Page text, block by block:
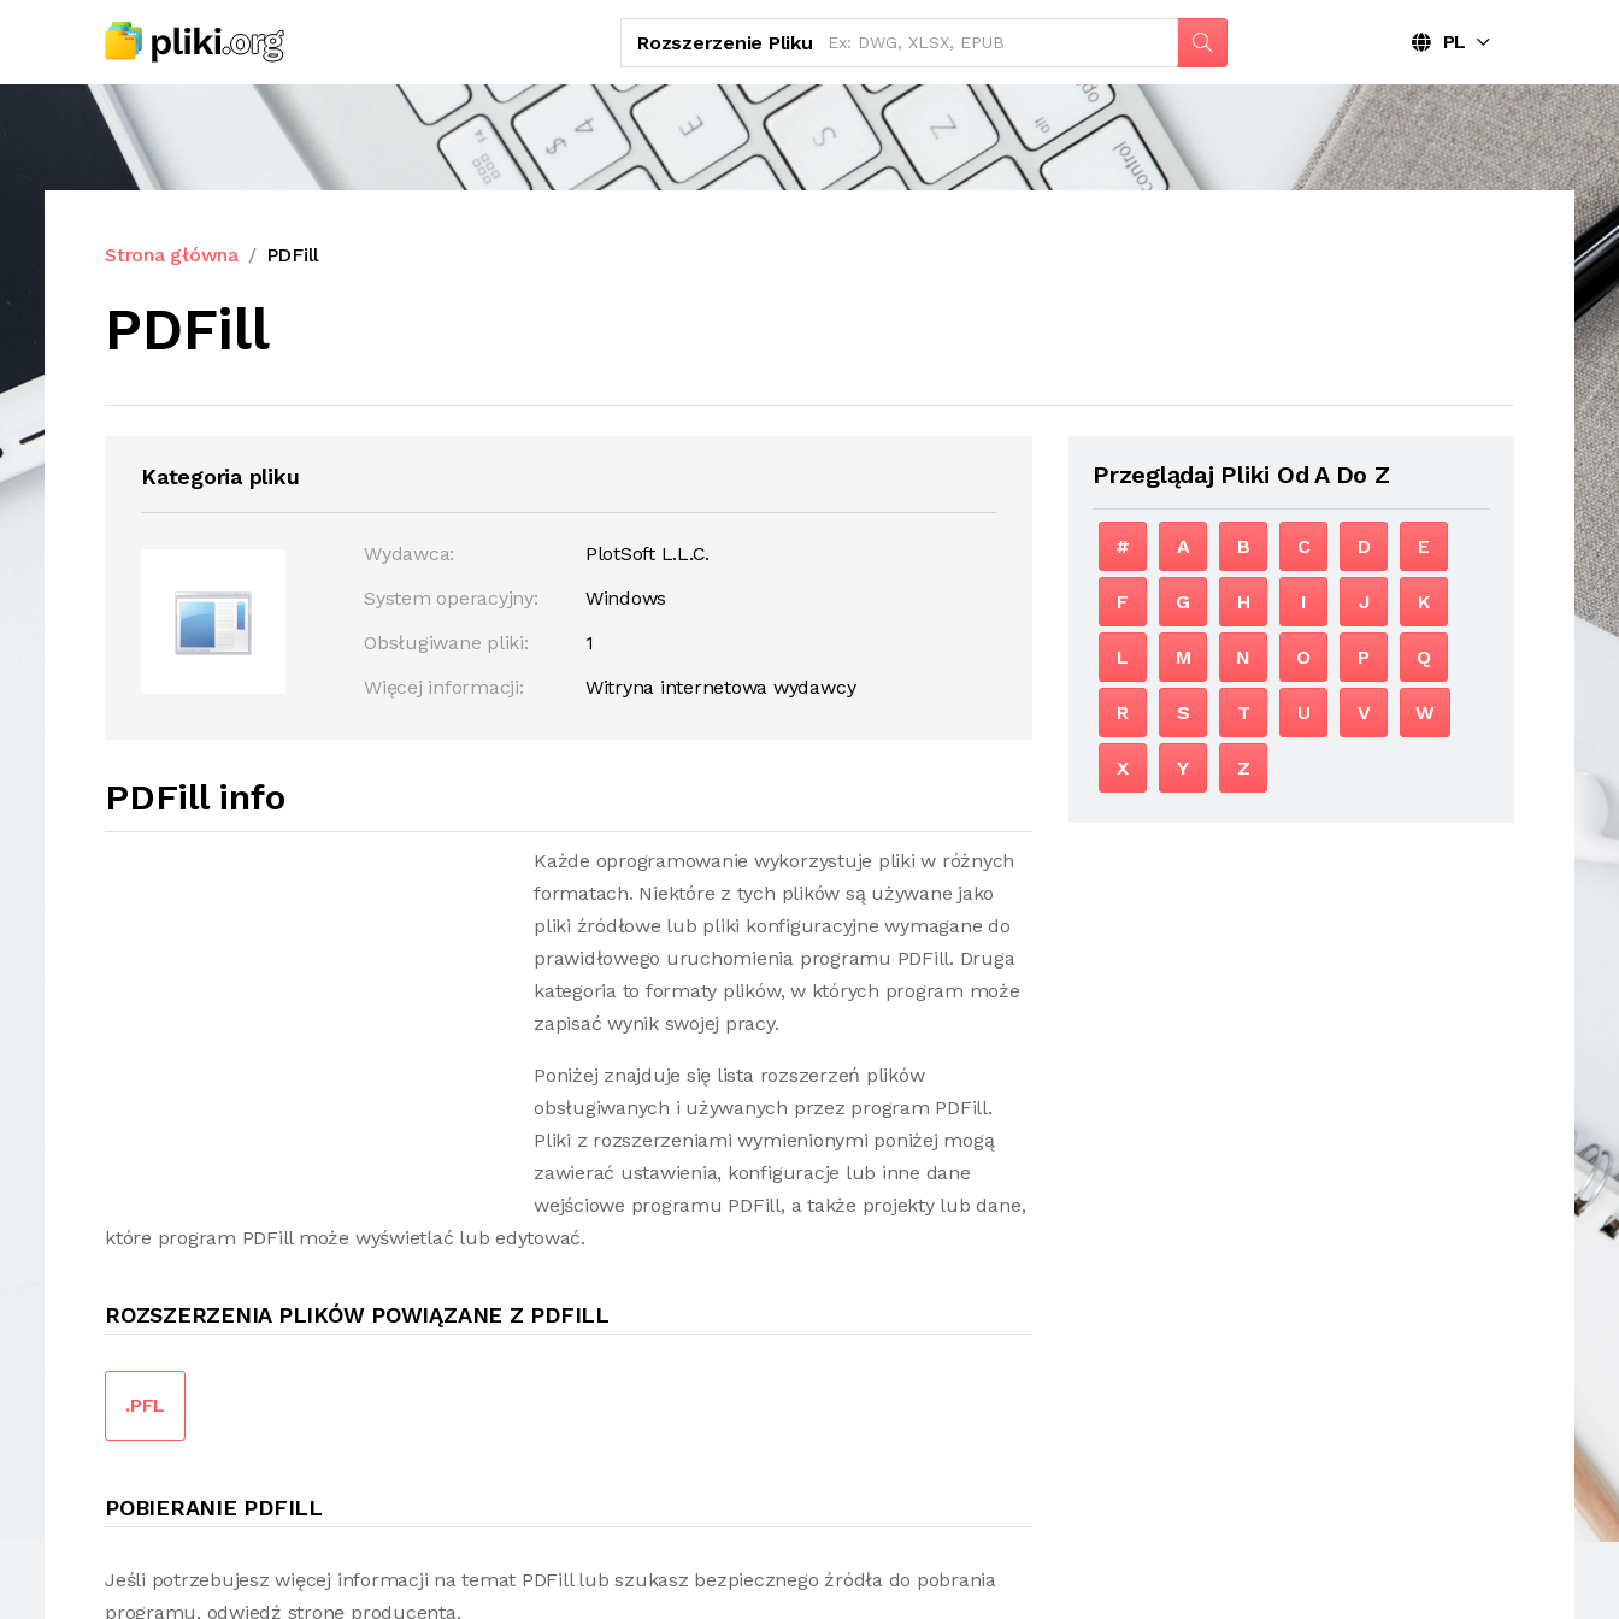
Rozszerzenie Pliku PL
Strona główna PDFill
PDFill
Kategoria pliku
Wydawca:
PlotSoft L.L.C.
System operacyjny:
Windows
Obsługiwane pliki:
1
Więcej informacji:
Witryna internetowa wydawcy
PDFill info
Każde oprogramowanie wykorzystuje pliki w różnych
formatach. Niektóre z tych plików są używane jako
pliki źródłowe lub pliki konfiguracyjne wymagane do
prawidłowego uruchomienia programu PDFill. Druga
kategoria to formaty plików, w których program może
zapisać wynik swojej pracy.
Poniżej znajduje się lista rozszerzeń plików
obsługiwanych i używanych przez program PDFill.
Pliki z rozszerzeniami wymienionymi poniżej mogą
zawierać ustawienia, konfiguracje lub inne dane
wejściowe programu PDFill, a także projekty lub dane,
które program PDFill może wyświetlać lub edytować.
ROZSZERZENIA PLIKÓW POWIĄZANE Z PDFILL
.PFL
POBIERANIE PDFILL
Jeśli potrzebujesz więcej informacji na temat PDFill lub szukasz bezpiecznego źródła do pobrania
programu, odwiedź stronę producenta.
Przeglądaj Pliki Od A Do Z
# A B C D E
F G H I J K
L M N O P Q
R S T U V W
X Y Z